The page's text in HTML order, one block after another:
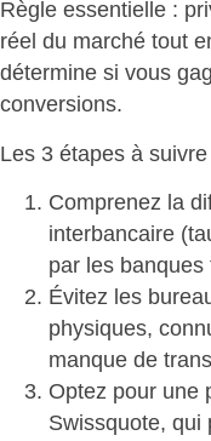
Règle essentielle :
réel du marché tout
détermine si vous
conversions.
Les 3 étapes à suivre
Comprenez la
interbancaire
par les banques
Évitez les
physiques,
manque de
Optez pour une
Swissquote, qui